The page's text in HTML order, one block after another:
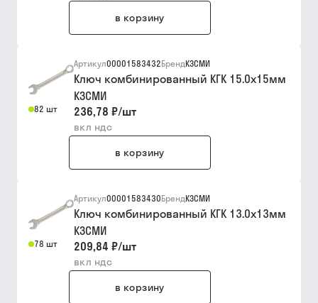
в корзину
82 шт
Артикул00001583432БрендКЗСМИ
Ключ комбинированный КГК 15.0х15мм
КЗСМИ
236,78 ₽/шт
вкл ндс
в корзину
78 шт
Артикул00001583430БрендКЗСМИ
Ключ комбинированный КГК 13.0х13мм
КЗСМИ
209,84 ₽/шт
вкл ндс
в корзину